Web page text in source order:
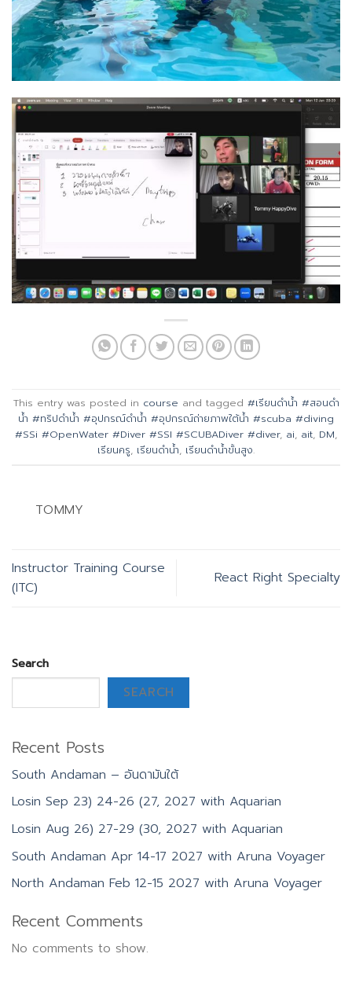
This entry was posted in course and tagged #เรียนดำน้ำ #สอนดำ
น้ำ #ทริปดำน้ำ #อุปกรณ์ดำน้ำ #อุปกรณ์ถ่ายภาพใต้น้ำ #scuba #diving
#SSi #OpenWater #Diver #SSI #SCUBADiver #diver, ai, ait, DM,
เรียนครู, เรียนดำน้ำ, เรียนดำน้ำขั้นสูง.
TOMMY
Instructor Training Course
(ITC)
React Right Specialty
Search
SEARCH
Recent Posts
South Andaman – อันดามันใต้
Losin Sep 23) 24-26 (27, 2027 with Aquarian
Losin Aug 26) 27-29 (30, 2027 with Aquarian
South Andaman Apr 14-17 2027 with Aruna Voyager
North Andaman Feb 12-15 2027 with Aruna Voyager
Recent Comments
No comments to show.